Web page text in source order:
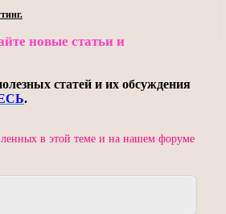
новые статьи и
статей и их обсуждения
.
в этой теме и на нашем форуме